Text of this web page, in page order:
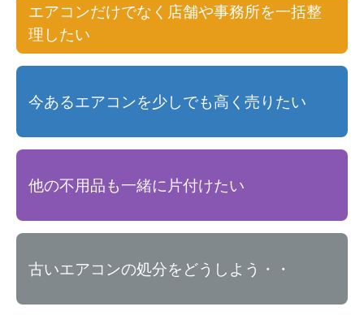
エアコンだけでなく店舗や事務所を一括整
理したい
今あるエアコンを少しでも高く売りたい
他の不用品も一緒に片付けたい
古いエアコンの処分をどうしよう・・